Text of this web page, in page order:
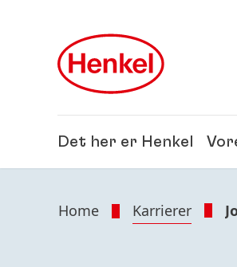
Det her er Henkel
Home Karrierer